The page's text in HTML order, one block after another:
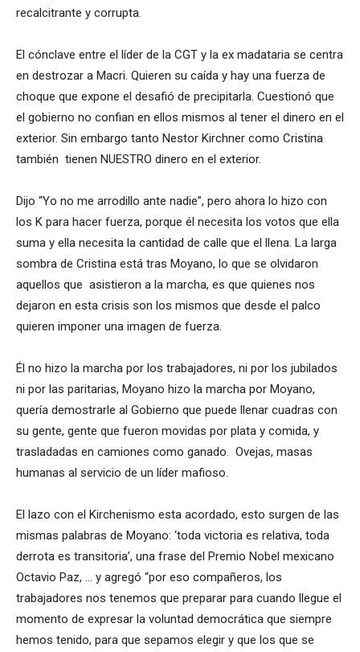
recalcitrante y corrupta.
El cónclave entre el líder de la CGT y la ex madataria se centra
en destrozar a Macri. Quieren su caída y hay una fuerza de
choque que expone el desafió de precipitarla. Cuestionó que
el gobierno no confian en ellos mismos al tener el dinero en el
exterior. Sin embargo tanto Nestor Kirchner como Cristina
también tienen NUESTRO dinero en el exterior.
Dijo “Yo no me arrodillo ante nadie”, pero ahora lo hizo con
los K para hacer fuerza, porque él necesita los votos que ella
suma y ella necesita la cantidad de calle que el llena. La larga
sombra de Cristina está tras Moyano, lo que se olvidaron
aquellos que asistieron a la marcha, es que quienes nos
dejaron en esta crisis son los mismos que desde el palco
quieren imponer una imagen de fuerza.
Él no hizo la marcha por los trabajadores, ni por los jubilados
ni por las paritarias, Moyano hizo la marcha por Moyano,
quería demostrarle al Gobierno que puede llenar cuadras con
su gente, gente que fueron movidas por plata y comida, y
trasladadas en camiones como ganado. Ovejas, masas
humanas al servicio de un líder mafioso.
El lazo con el Kirchenismo esta acordado, esto surgen de las
mismas palabras de Moyano: ‘toda victoria es relativa, toda
derrota es transitoria’, una frase del Premio Nobel mexicano
Octavio Paz, … y agregó “por eso compañeros, los
trabajadores nos tenemos que preparar para cuando llegue el
momento de expresar la voluntad democrática que siempre
hemos tenido, para que sepamos elegir y que los que se